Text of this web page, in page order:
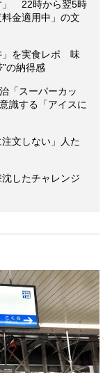
」 22時から翌5時
金適用中」の文
」を実食レポ 味
の納得感
「スーパーカッ
識する「アイスに
文しない」人た
したチャレンジ